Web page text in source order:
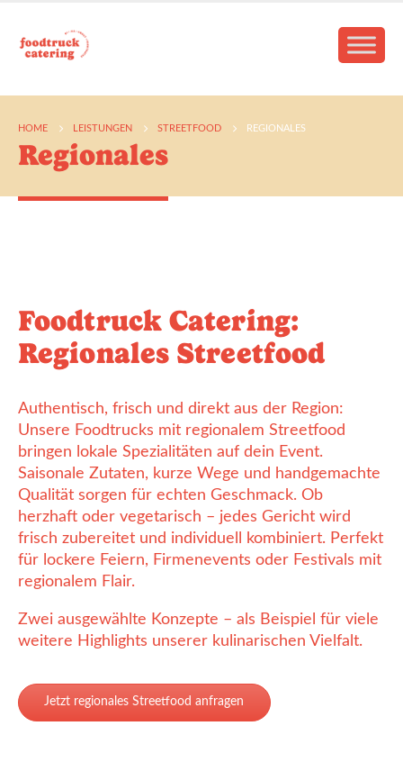
HOME LEISTUNGEN STREETFOOD REGIONALES
Regionales
Foodtruck Catering:
Regionales Streetfood
Authentisch, frisch und direkt aus der Region:
Unsere Foodtrucks mit regionalem Streetfood
bringen lokale Spezialitäten auf dein Event.
Saisonale Zutaten, kurze Wege und handgemachte
Qualität sorgen für echten Geschmack. Ob
herzhaft oder vegetarisch – jedes Gericht wird
frisch zubereitet und individuell kombiniert. Perfekt
für lockere Feiern, Firmenevents oder Festivals mit
regionalem Flair.
Zwei ausgewählte Konzepte – als Beispiel für viele
weitere Highlights unserer kulinarischen Vielfalt.
Jetzt regionales Streetfood anfragen